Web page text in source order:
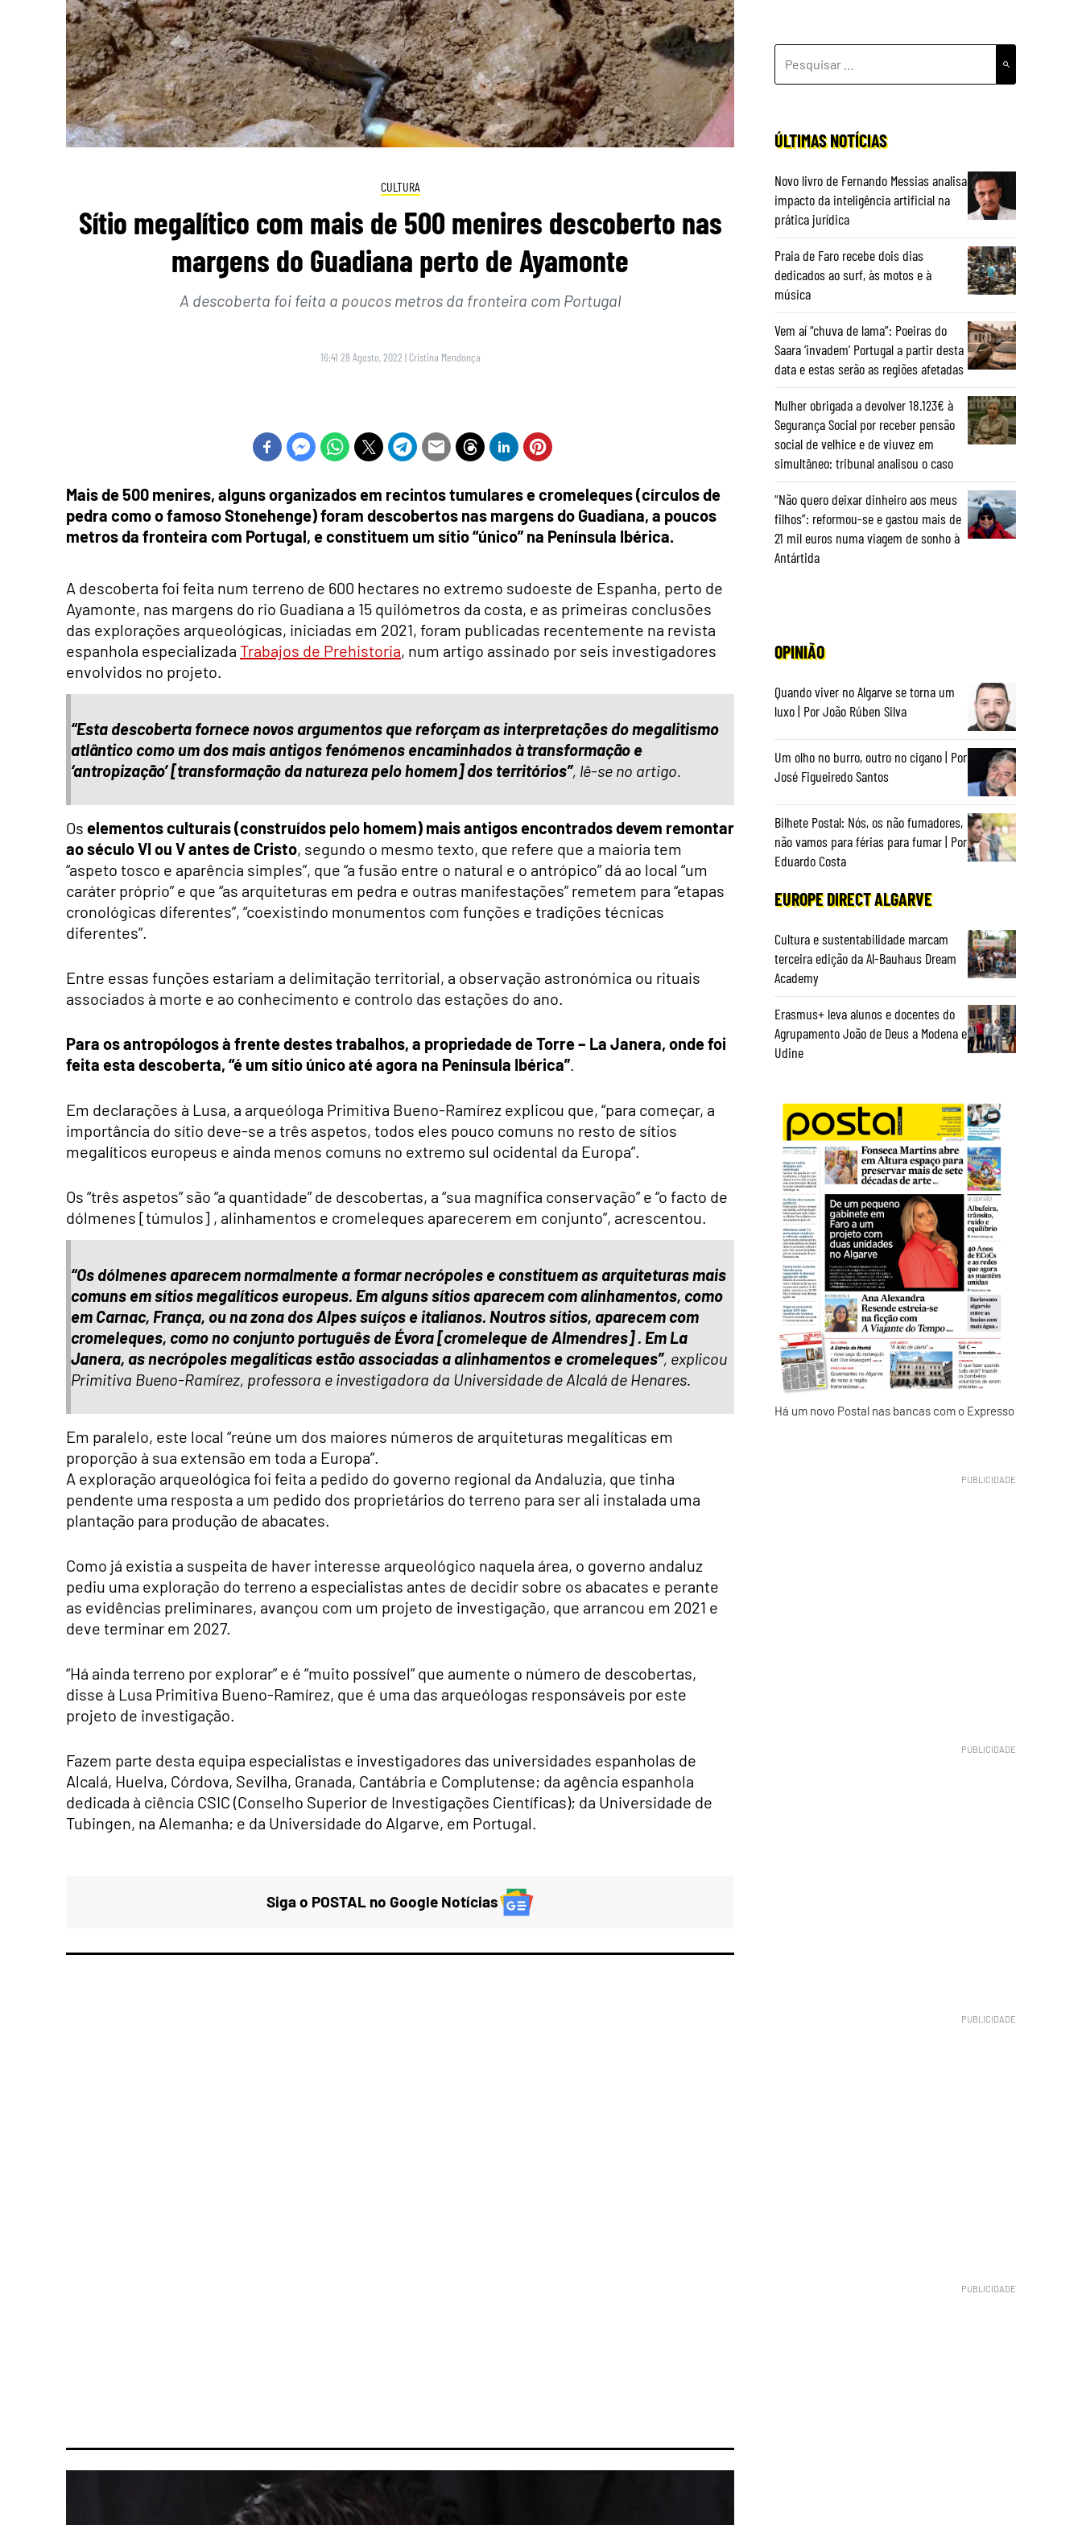
CULTURA
Sítio megalítico com mais de 500 menires descoberto nas
margens do Guadiana perto de Ayamonte
A descoberta foi feita a poucos metros da fronteira com Portugal
16:41 28 Agosto, 2022 | Cristina Mendonça
Mais de 500 menires, alguns organizados em recintos tumulares e cromeleques (círculos de
pedra como o famoso Stonehenge) foram descobertos nas margens do Guadiana, a poucos
metros da fronteira com Portugal, e constituem um sítio “único” na Península Ibérica.
A descoberta foi feita num terreno de 600 hectares no extremo sudoeste de Espanha, perto de
Ayamonte, nas margens do rio Guadiana a 15 quilómetros da costa, e as primeiras conclusões
das explorações arqueológicas, iniciadas em 2021, foram publicadas recentemente na revista
espanhola especializada Trabajos de Prehistoria, num artigo assinado por seis investigadores
envolvidos no projeto.
“Esta descoberta fornece novos argumentos que reforçam as interpretações do megalitismo
atlântico como um dos mais antigos fenómenos encaminhados à transformação e
‘antropização’ [transformação da natureza pelo homem] dos territórios”, lê-se no artigo.
Os elementos culturais (construídos pelo homem) mais antigos encontrados devem remontar
ao século VI ou V antes de Cristo, segundo o mesmo texto, que refere que a maioria tem
“aspeto tosco e aparência simples”, que “a fusão entre o natural e o antrópico” dá ao local “um
caráter próprio” e que “as arquiteturas em pedra e outras manifestações” remetem para “etapas
cronológicas diferentes”, “coexistindo monumentos com funções e tradições técnicas
diferentes”.
Entre essas funções estariam a delimitação territorial, a observação astronómica ou rituais
associados à morte e ao conhecimento e controlo das estações do ano.
Para os antropólogos à frente destes trabalhos, a propriedade de Torre – La Janera, onde foi
feita esta descoberta, “é um sítio único até agora na Península Ibérica”
Em declarações à Lusa, a arqueóloga Primitiva Bueno-Ramírez explicou que, “para começar, a
importância do sítio deve-se a três aspetos, todos eles pouco comuns no resto de sítios
megalíticos europeus e ainda menos comuns no extremo sul ocidental da Europa”.
Os “três aspetos” são “a quantidade” de descobertas, a “sua magnífica conservação” e “o facto de
dólmenes [túmulos] , alinhamentos e cromeleques aparecerem em conjunto”, acrescentou.
“Os dólmenes aparecem normalmente a formar necrópoles e constituem as arquiteturas mais
comuns em sítios megalíticos europeus. Em alguns sítios aparecem com alinhamentos, como
em Carnac, França, ou na zona dos Alpes suíços e italianos. Noutros sítios, aparecem com
cromeleques, como no conjunto português de Évora [cromeleque de Almendres] . Em La
Janera, as necrópoles megalíticas estão associadas a alinhamentos e cromeleques”, explicou
Primitiva Bueno-Ramírez, professora e investigadora da Universidade de Alcalá de Henares.
Em paralelo, este local “reúne um dos maiores números de arquiteturas megalíticas em
proporção à sua extensão em toda a Europa”.
A exploração arqueológica foi feita a pedido do governo regional da Andaluzia, que tinha
pendente uma resposta a um pedido dos proprietários do terreno para ser ali instalada uma
plantação para produção de abacates.
Como já existia a suspeita de haver interesse arqueológico naquela área, o governo andaluz
pediu uma exploração do terreno a especialistas antes de decidir sobre os abacates e perante
as evidências preliminares, avançou com um projeto de investigação, que arrancou em 2021 e
deve terminar em 2027.
“Há ainda terreno por explorar” e é “muito possível” que aumente o número de descobertas,
disse à Lusa Primitiva Bueno-Ramírez, que é uma das arqueólogas responsáveis por este
projeto de investigação.
Fazem parte desta equipa especialistas e investigadores das universidades espanholas de
Alcalá, Huelva, Córdova, Sevilha, Granada, Cantábria e Complutense; da agência espanhola
dedicada à ciência CSIC (Conselho Superior de Investigações Científicas); da Universidade de
Tubingen, na Alemanha; e da Universidade do Algarve, em Portugal.
Siga o POSTAL no Google Notícias
POR:
ÚLTIMAS NOTÍCIAS
Novo livro de Fernando Messias analisa
impacto da inteligência artificial na
prática jurídica
Praia de Faro recebe dois dias
dedicados ao surf, às motos e à
música
Vem aí “chuva de lama”: Poeiras do
Saara ‘invadem’ Portugal a partir desta
data e estas serão as regiões afetadas
Mulher obrigada a devolver 18.123€ à
Segurança Social por receber pensão
social de velhice e de viuvez em
simultâneo: tribunal analisou o caso
“Não quero deixar dinheiro aos meus
filhos”: reformou-se e gastou mais de
21 mil euros numa viagem de sonho à
Antártida
OPINIÃO
Quando viver no Algarve se torna um
luxo | Por João Rúben Silva
Um olho no burro, outro no cigano | Por
José Figueiredo Santos
Bilhete Postal: Nós, os não fumadores,
não vamos para férias para fumar | Por
Eduardo Costa
EUROPE DIRECT ALGARVE
Cultura e sustentabilidade marcam
terceira edição da Al-Bauhaus Dream
Academy
Erasmus+ leva alunos e docentes do
Agrupamento João de Deus a Modena e
Udine
Há um novo Postal nas bancas com o Expresso